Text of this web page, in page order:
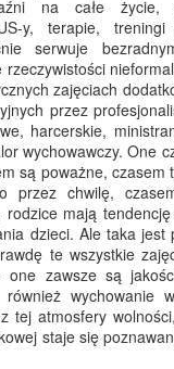
na całe życie,
y, terapie,
serwuje
rzeczywistości
zajęciach
przez
harcerskie,
wychowawczy. One
są poważne, czasem
przez chwilę,
mają
dzieci. Ale taka
te wszystkie
one zawsze są
wychowanie
tej atmosfery
staje się